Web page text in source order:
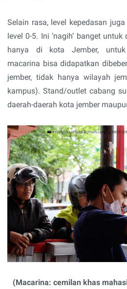
Selain rasa, level kepedasan
level 0-5. Ini ‘nagih’ banget
hanya di kota Jember, untuk
macarina bisa didapatkan
jember, tidak hanya wilayah
kampus). Stand/outlet cabang
daerah-daerah kota jember
(Macarina: cemilan khas